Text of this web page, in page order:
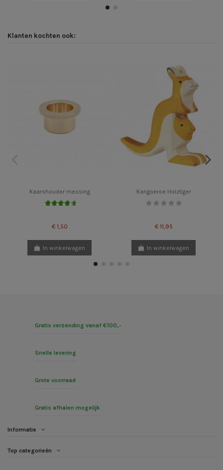
Klanten kochten ook:
Kaarshouder messing
€ 1,50
In winkelwagen
Kangoeroe Holztiger
€ 11,95
In winkelwagen
Gratis verzending vanaf €100,-
Snelle levering
Grote voorraad
Gratis afhalen mogelijk
Informatie
Top categorieën